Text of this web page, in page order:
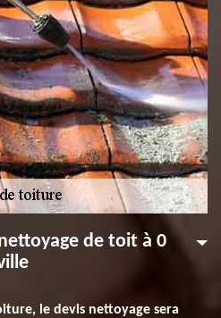
de toit à 0
le devis nettoyage sera